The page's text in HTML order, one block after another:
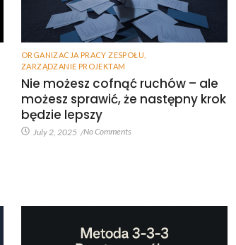
ORGANIZACJA PRACY ZESPOŁU
ZARZĄDZANIE PROJEKTAM
Nie możesz cofnąć ruchów – ale
możesz sprawić, że następny krok
będzie lepszy
July 2, 2025 /No Comments